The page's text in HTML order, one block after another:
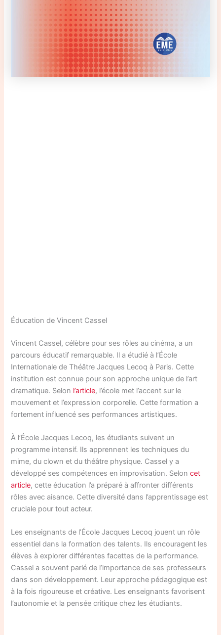
Éducation de Vincent Cassel
Vincent Cassel, célèbre pour ses rôles au cinéma, a un
parcours éducatif remarquable. Il a étudié à l’École
Internationale de Théâtre Jacques Lecoq à Paris. Cette
institution est connue pour son approche unique de l’art
dramatique. Selon l’article, l’école met l’accent sur le
mouvement et l’expression corporelle. Cette formation a
fortement influencé ses performances artistiques.
À l’École Jacques Lecoq, les étudiants suivent un
programme intensif. Ils apprennent les techniques du
mime, du clown et du théâtre physique. Cassel y a
développé ses compétences en improvisation. Seloncet
article, cette éducation l’a préparé à affronter différents
rôles avec aisance. Cette diversité dans l’apprentissage est
cruciale pour tout acteur.
Les enseignants de l’École Jacques Lecoq jouent un rôle
essentiel dans la formation des talents. Ils encouragent les
élèves à explorer différentes facettes de la performance.
Cassel a souvent parlé de l’importance de ses professeurs
dans son développement. Leur approche pédagogique est
à la fois rigoureuse et créative. Les enseignants favorisent
l’autonomie et la pensée critique chez les étudiants.